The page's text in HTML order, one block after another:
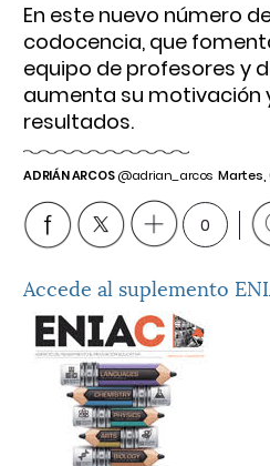
En este nuevo número
codocencia, que
equipo de profesores y
aumenta su motivación
resultados.
ADRIÁN ARCOS@adrian_arcos Martes,
0
Accede al suplemento